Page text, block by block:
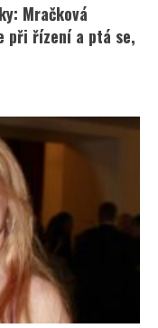
Mračková
při řízení a ptá se,